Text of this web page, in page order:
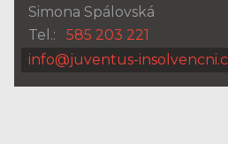
Simona Spálovská
Tel.:
585 203 221
info@juventus-